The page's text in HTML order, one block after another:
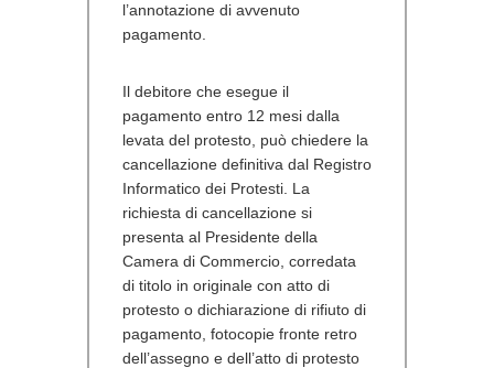
l’annotazione di avvenuto
pagamento.
Il debitore che esegue il
pagamento entro 12 mesi dalla
levata del protesto, può chiedere la
cancellazione definitiva dal Registro
Informatico dei Protesti. La
richiesta di cancellazione si
presenta al Presidente della
Camera di Commercio, corredata
di titolo in originale con atto di
protesto o dichiarazione di rifiuto di
pagamento, fotocopie fronte retro
dell’assegno e dell’atto di protesto